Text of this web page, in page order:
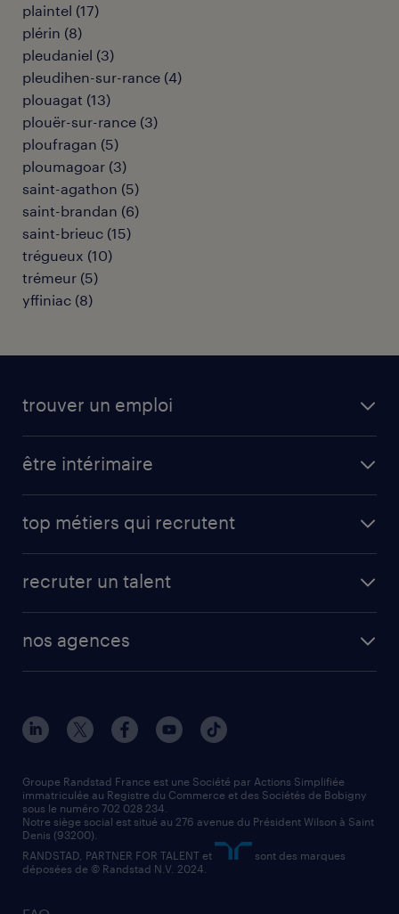
plaintel (17)
plérin (8)
pleudaniel (3)
pleudihen-sur-rance (4)
plouagat (13)
plouër-sur-rance (3)
ploufragan (5)
ploumagoar (3)
saint-agathon (5)
saint-brandan (6)
saint-brieuc (15)
trégueux (10)
trémeur (5)
yffiniac (8)
trouver un emploi
créer un compte candidat
être intérimaire
app talent / portail web
top métiers qui recrutent
manutentionnaire
assistant administratif
comptable
recruter un talent
solutions opérationnelles
contact entreprise
faq intérim / recrutement
nos agences
nos agences par ville
nos agences par région
nos cabinets de recrutement
Groupe Randstad France est une Société par Actions Simplifiée
immatriculée au Registre du Commerce et des Sociétés de Bobigny
sous le numéro 702 028 234.
Notre siège social est situé au 276 avenue du Président Wilson à Saint
Denis (93200).
RANDSTAD, PARTNER FOR TALENT et
sont des marques
déposées de © Randstad N.V. 2024.